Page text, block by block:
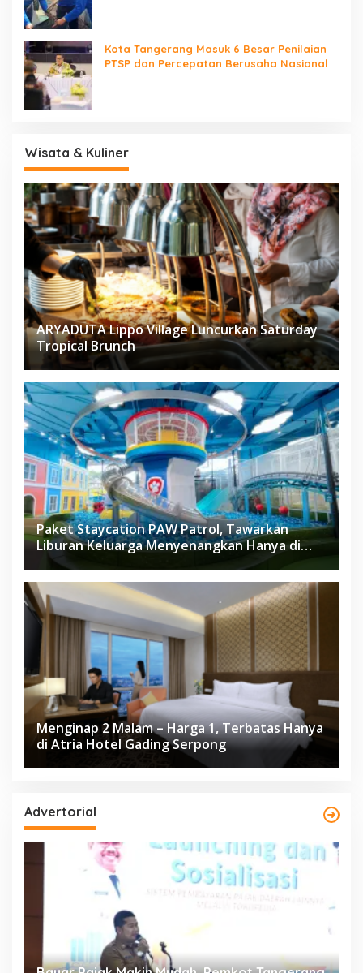
Kota Tangerang Masuk 6 Besar Penilaian
PTSP dan Percepatan Berusaha Nasional
Wisata & Kuliner
ARYADUTA Lippo Village Luncurkan Saturday
Tropical Brunch
Paket Staycation PAW Patrol, Tawarkan
Liburan Keluarga Menyenangkan Hanya di
Herloom Hotel BSD
Menginap 2 Malam – Harga 1, Terbatas Hanya
di Atria Hotel Gading Serpong
Advertorial